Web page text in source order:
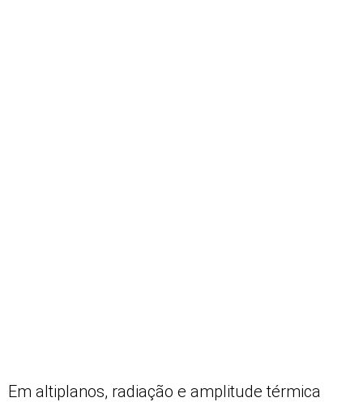
Em altiplanos, radiação e amplitude térmica